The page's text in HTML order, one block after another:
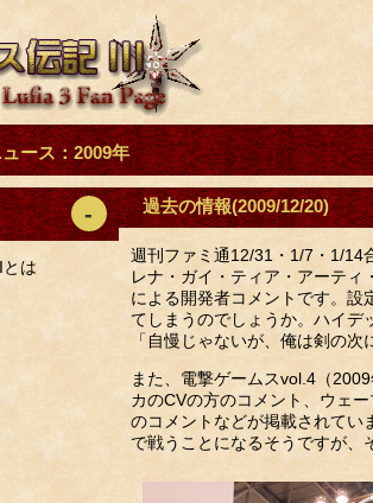
ース：2009年
は
過去の情報(2009/12/20)
週刊ファミ通12/31・1/7・1/14
レナ・ガイ・ティア・アーテ
による開発者コメントです。設
てしまうのでしょうか。ハイデ
「自慢じゃないが、俺は剣の
また、電撃ゲームスvol.4（
カのCVの方のコメント、ウェ
のコメントなどが掲載されてい
で戦うことになるそうですが、